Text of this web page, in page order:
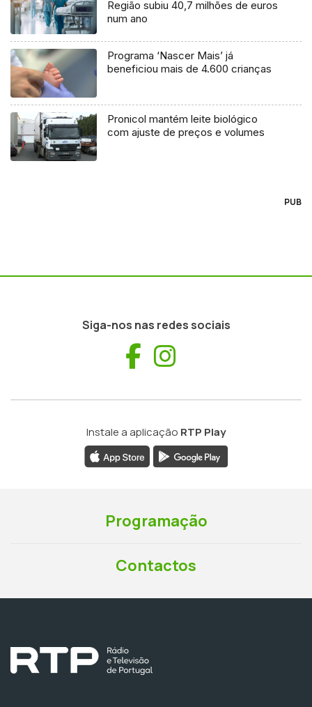
Região subiu 40,7 milhões de euros
num ano
Programa ‘Nascer Mais’ já
beneficiou mais de 4.600 crianças
Pronicol mantém leite biológico
com ajuste de preços e volumes
PUB
Siga-nos nas redes sociais
Facebook
Instale a aplicação RTP Play
Programação
Contactos